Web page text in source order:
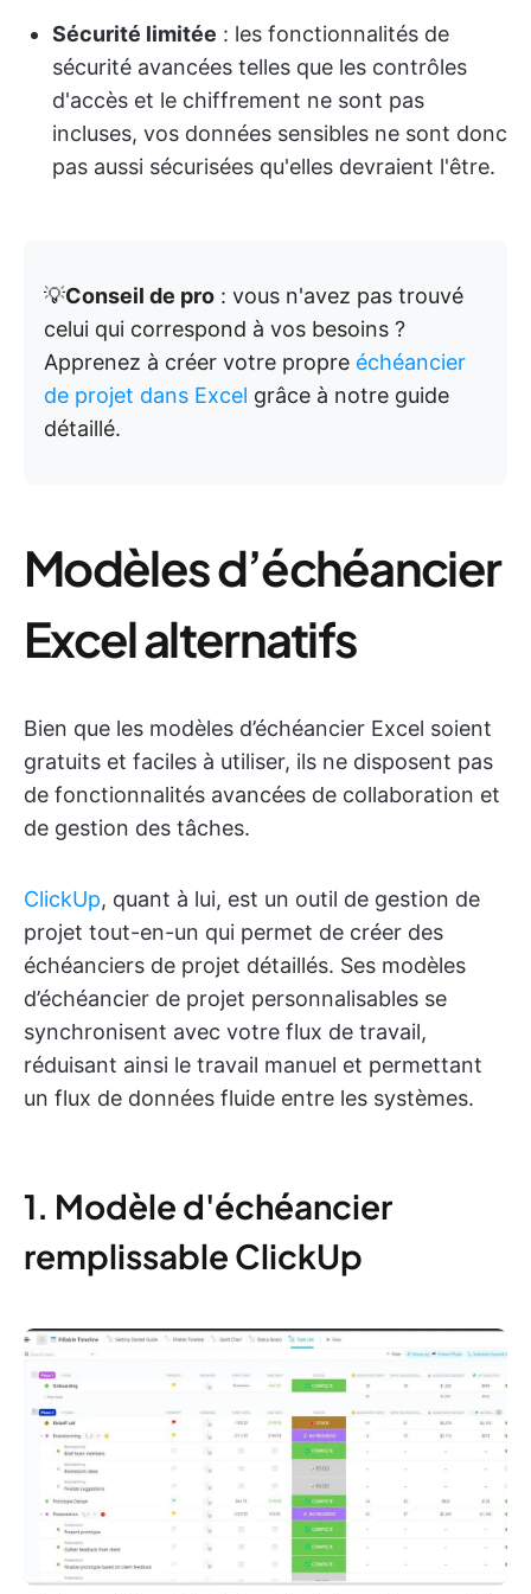
Sécurité limitée : les fonctionnalités de
sécurité avancées telles que les contrôles
d'accès et le chiffrement ne sont pas
incluses, vos données sensibles ne sont donc
pas aussi sécurisées qu'elles devraient l'être.
💡Conseil de pro : vous n'avez pas trouvé
celui qui correspond à vos besoins ?
Apprenez à créer votre propre échéancier
de projet dans Excel grâce à notre guide
détaillé.
Modèles d’échéancier
Excel alternatifs
Bien que les modèles d’échéancier Excel soient
gratuits et faciles à utiliser, ils ne disposent pas
de fonctionnalités avancées de collaboration et
de gestion des tâches.
ClickUp, quant à lui, est un outil de gestion de
projet tout-en-un qui permet de créer des
échéanciers de projet détaillés. Ses modèles
d’échéancier de projet personnalisables se
synchronisent avec votre flux de travail,
réduisant ainsi le travail manuel et permettant
un flux de données fluide entre les systèmes.
1. Modèle d'échéancier
remplissable ClickUp